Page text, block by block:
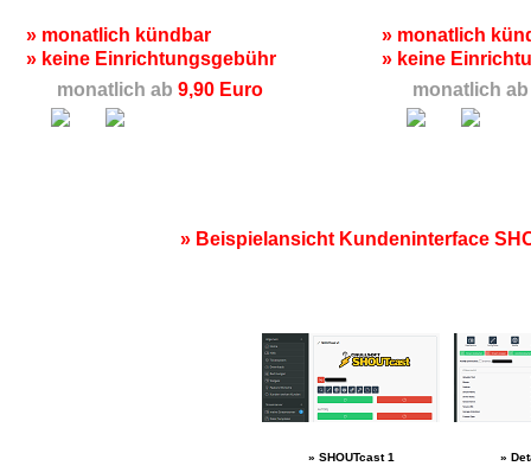
» monatlich kündbar
» keine Einrichtungsgebühr
monatlich ab 9,90 Euro
» monatlich
» keine
monatlich ab
» Beispielansicht Kundeninterface
» SHOUTcast 1 »